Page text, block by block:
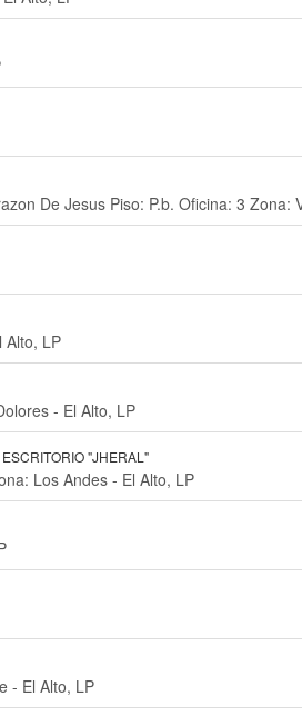
De Jesus Piso: P.b. Oficina: 3 Zona:
Alto, LP
- El Alto, LP
"JHERAL"
Los Andes - El Alto, LP
- El Alto, LP